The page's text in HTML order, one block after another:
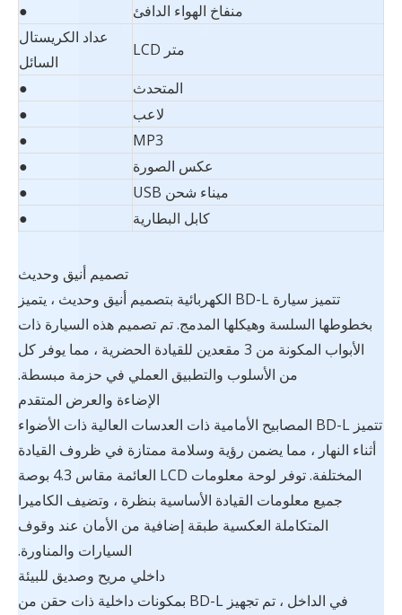
منفاخ الهواء الدافئ
●
متر LCD
عداد الكريستال
السائل
المتحدث
●
لاعب
●
MP3
●
عكس الصورة
●
ميناء شحن USB
●
كابل البطارية
●
تصميم أنيق وحديث
تتميز سيارة BD-L الكهربائية بتصميم أنيق وحديث ، يتميز
بخطوطها السلسة وهيكلها المدمج. تم تصميم هذه السيارة ذات
الأبواب المكونة من 3 مقعدين للقيادة الحضرية ، مما يوفر كل
من الأسلوب والتطبيق العملي في حزمة مبسطة.
الإضاءة والعرض المتقدم
تتميز BD-L المصابيح الأمامية ذات العدسات العالية ذات الأضواء
أثناء النهار ، مما يضمن رؤية وسلامة ممتازة في ظروف القيادة
المختلفة. توفر لوحة معلومات LCD العائمة مقاس 4.3 بوصة
جميع معلومات القيادة الأساسية بنظرة ، وتضيف الكاميرا
المتكاملة العكسية طبقة إضافية من الأمان عند وقوف
السيارات والمناورة.
داخلي مريح وصديق للبيئة
في الداخل ، تم تجهيز BD-L بمكونات داخلية ذات حقن من